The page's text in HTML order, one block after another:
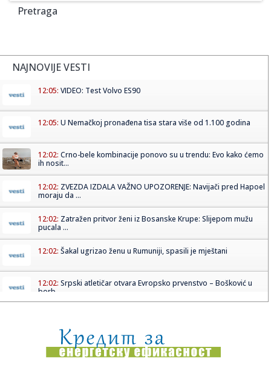
Pretraga
NAJNOVIJE VESTI
12:05: VIDEO: Test Volvo ES90
12:05: U Nemačkoj pronađena tisa stara više od 1.100 godina
12:02: Crno-bele kombinacije ponovo su u trendu: Evo kako ćemo
ih nosit...
12:02: ZVEZDA IZDALA VAŽNO UPOZORENJE: Navijači pred Hapoel
moraju da ...
12:02: Zatražen pritvor ženi iz Bosanske Krupe: Slijepom mužu
pucala ...
12:02: Šakal ugrizao ženu u Rumuniji, spasili je mještani
12:02: Srpski atletičar otvara Evropsko prvenstvo – Bošković u
borb...
12:00:Vučić: Preko 100 prijava na portalu „Ko si bre, ti“ za Prij...